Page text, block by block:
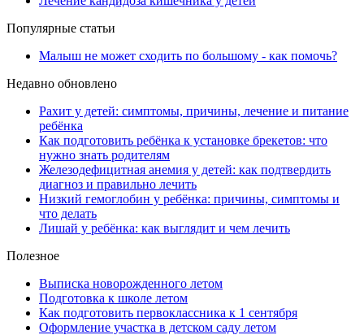
Популярные статьи
Малыш не может сходить по большому - как помочь?
Недавно обновлено
Рахит у детей: симптомы, причины, лечение и питание
ребёнка
Как подготовить ребёнка к установке брекетов: что
нужно знать родителям
Железодефицитная анемия у детей: как подтвердить
диагноз и правильно лечить
Низкий гемоглобин у ребёнка: причины, симптомы и
что делать
Лишай у ребёнка: как выглядит и чем лечить
Полезное
Выписка новорожденного летом
Подготовка к школе летом
Как подготовить первоклассника к 1 сентября
Оформление участка в детском саду летом